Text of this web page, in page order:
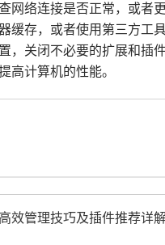
网络连接是否正常，或者更
缓存，或者使用第三方工
，关闭不必要的扩展和插件
高计算机的性能。
效管理技巧及插件推荐详